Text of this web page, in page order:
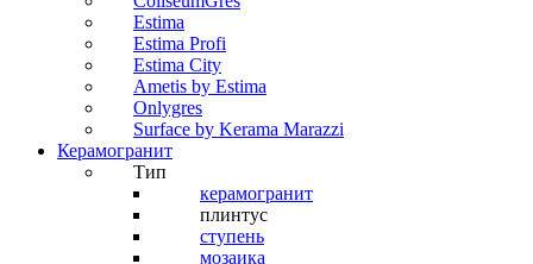
Estima
Estima Profi
Estima City
Ametis by Estima
Onlygres
Surface by Kerama Marazzi
Керамогранит
Тип
керамогранит
плинтус
ступень
мозаика